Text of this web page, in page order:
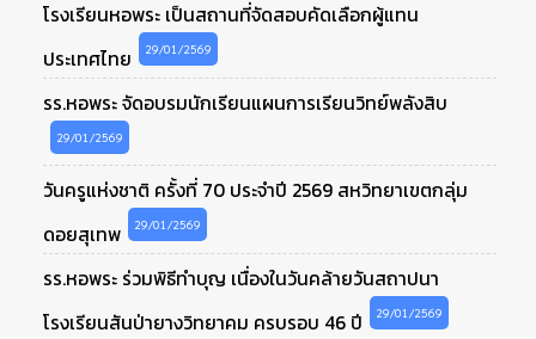
โรงเรียนหอพระ เป็นสถานที่จัดสอบคัดเลือกผู้แทน
ประเทศไทย
29/01/2569
รร.หอพระ จัดอบรมนักเรียนแผนการเรียนวิทย์พลังสิบ
29/01/2569
วันครูแห่งชาติ ครั้งที่ 70 ประจำปี 2569 สหวิทยาเขตกลุ่ม
ดอยสุเทพ
29/01/2569
รร.หอพระ ร่วมพิธีทำบุญ เนื่องในวันคล้ายวันสถาปนา
โรงเรียนสันป่ายางวิทยาคม ครบรอบ 46 ปี
29/01/2569